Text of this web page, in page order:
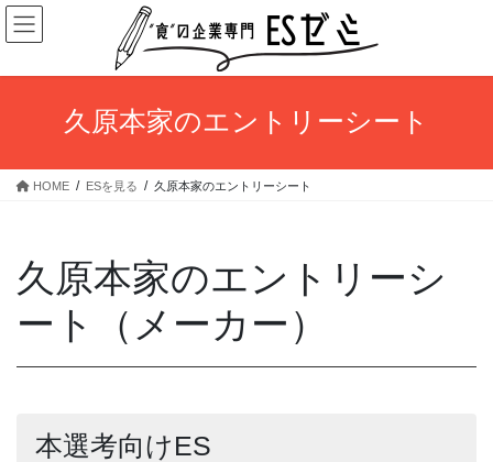
コ
ン
ン
キ
ナ
ビ
ー
に
久原本家のエントリーシート
HOME ESを見る 久原本家のエントリーシート
久原本家のエントリーシ
ート（メーカー）
本選考向けES